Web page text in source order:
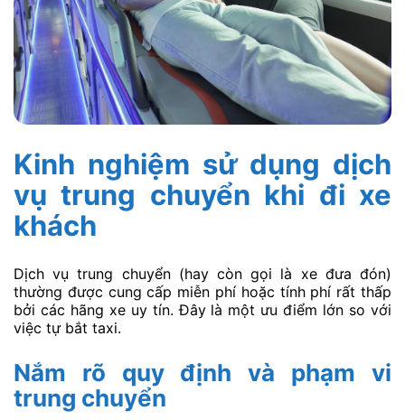
Kinh nghiệm sử dụng dịch
vụ trung chuyển khi đi xe
khách
Dịch vụ trung chuyển (hay còn gọi là xe đưa đón)
thường được cung cấp miễn phí hoặc tính phí rất thấp
bởi các hãng xe uy tín. Đây là một ưu điểm lớn so với
việc tự bắt taxi.
Nắm rõ quy định và phạm vi
trung chuyển